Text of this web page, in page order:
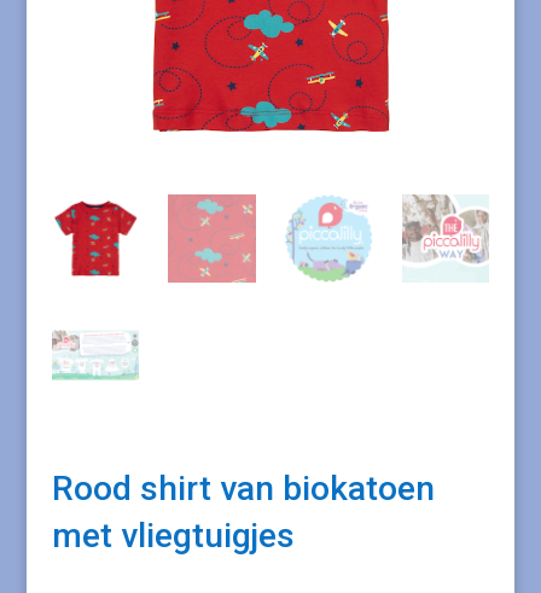
Rood shirt van biokatoen
met vliegtuigjes